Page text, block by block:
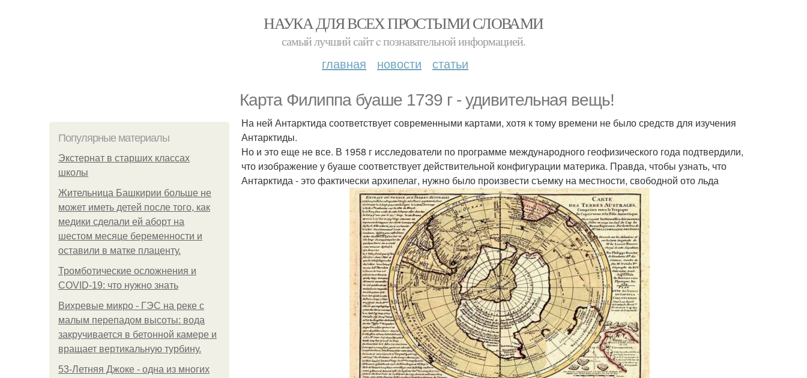
НАУКА ДЛЯ ВСЕХ ПРОСТЫМИ СЛОВАМИ
самый лучший сайт c познавательной информацией.
главная новости статьи
Карта Филиппа буаше 1739 г - удивительная вещь!
Популярные материалы
Экстернат в старших классах
школы
Жительница Башкирии больше не
может иметь детей после того, как
медики сделали ей аборт на
шестом месяце беременности и
оставили в матке плаценту.
Тромботические осложнения и
COVID-19: что нужно знать
Вихревые микро - ГЭС на реке с
малым перепадом высоты: вода
закручивается в бетонной камере и
вращает вертикальную турбину.
53-Летняя Джоке - одна из многих
На ней Антарктида соответствует современными картами, хотя к тому времени не было средств для изучения
Антарктиды.
Но и это еще не все. В 1958 г исследователи по программе международного геофизического года подтвердили,
что изображение у буаше соответствует действительной конфигурации материка. Правда, чтобы узнать, что
Антарктида - это фактически архипелаг, нужно было произвести съемку на местности, свободной ото льда